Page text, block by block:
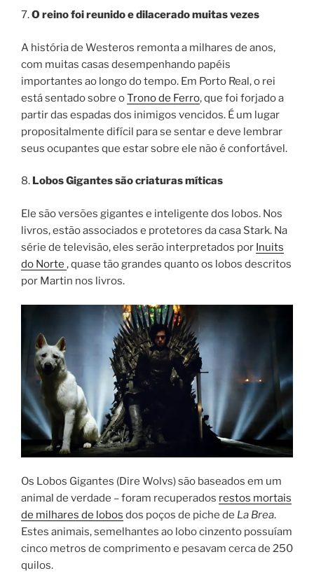
7.O reino foi reunido e dilacerado muitas vezes
A história de Westeros remonta a milhares de anos,
com muitas casas desempenhando papéis
importantes ao longo do tempo. Em Porto Real, o rei
está sentado sobre oTrono de Ferro, que foi forjado a
partir das espadas dos inimigos vencidos. É um lugar
propositalmente difícil para se sentar e deve lembrar
seus ocupantes que estar sobre ele não é confortável.
8. Lobos Gigantes são criaturas míticas
Ele são versões gigantes e inteligente dos lobos. Nos
livros, estão associados e protetores da casa Stark. Na
série de televisão, eles serão interpretados por Inuits
do Norte , quase tão grandes quanto os lobos descritos
por Martin nos livros.
Os Lobos Gigantes (Dire Wolvs) são baseados em um
animal de verdade – foram recuperados restos mortais
de milhares de lobos dos poços de piche de La Brea.
Estes animais, semelhantes ao lobo cinzento possuíam
cinco metros de comprimento e pesavam cerca de 250
quilos.